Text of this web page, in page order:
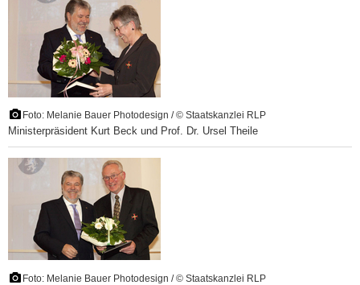
Foto: Melanie Bauer Photodesign / © Staatskanzlei RLP
Ministerpräsident Kurt Beck und Prof. Dr. Ursel Theile
Foto: Melanie Bauer Photodesign / © Staatskanzlei RLP